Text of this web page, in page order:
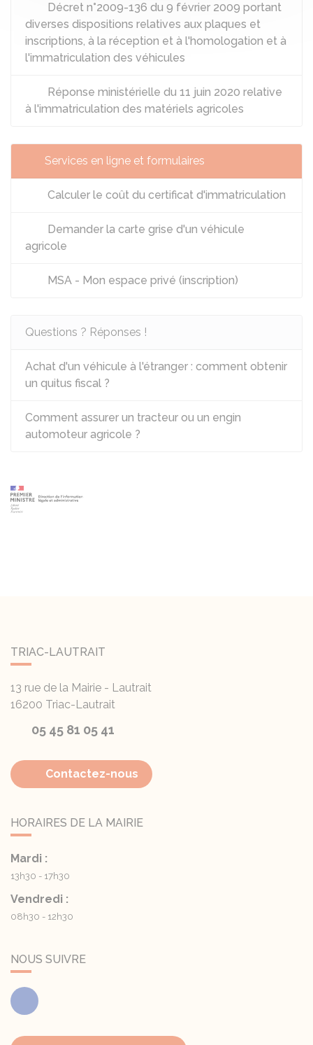
Décret n°2009-136 du 9 février 2009 portant
diverses dispositions relatives aux plaques et
inscriptions, à la réception et à l'homologation et à
l'immatriculation des véhicules
Réponse ministérielle du 11 juin 2020 relative
à l'immatriculation des matériels agricoles
Services en ligne et formulaires
Calculer le coût du certificat d'immatriculation
Demander la carte grise d'un véhicule
agricole
MSA - Mon espace privé (inscription)
Questions ? Réponses !
Achat d'un véhicule à l'étranger : comment obtenir
un quitus fiscal ?
Comment assurer un tracteur ou un engin
automoteur agricole ?
TRIAC-LAUTRAIT
13 rue de la Mairie - Lautrait
16200 Triac-Lautrait
05 45 81 05 41
Contactez-nous
HORAIRES DE LA MAIRIE
Mardi :
13h30 - 17h30
Vendredi :
08h30 - 12h30
NOUS SUIVRE
Facebook